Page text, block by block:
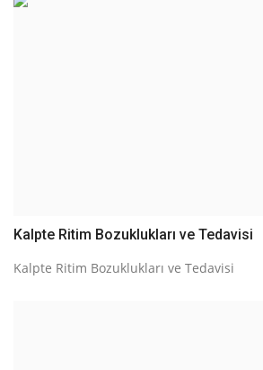
Kalpte Ritim Bozuklukları ve Tedavisi
Kalpte Ritim Bozuklukları ve Tedavisi